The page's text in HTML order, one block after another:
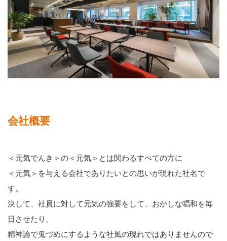
会社概要
＜元気でんき＞の＜元気＞とは関わるすべての方に
＜元気＞を与える会社でありたいとの思いが現れた社名で
す。
決して、社員に対して元気の強要をして、おかしな唱和を毎
日させたり、
精神論で鬼づめにするような社風の現れではありませんので